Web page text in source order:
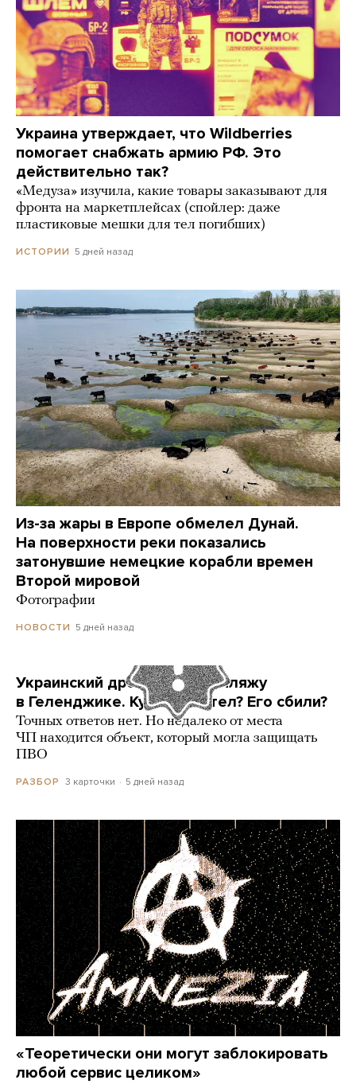
Украина утверждает, что Wildberries
помогает снабжать армию РФ. Это
действительно так?
«Медуза» изучила, какие товары заказывают для
фронта на маркетплейсах (спойлер: даже
пластиковые мешки для тел погибших)
ИСТОРИИ 5 дней назад
Из-за жары в Европе обмелел Дунай.
На поверхности реки показались
затонувшие немецкие корабли времен
Второй мировой
Фотографии
НОВОСТИ 5 дней назад
Украинский дрон попал по пляжу
в Геленджике. Куда он летел? Его сбили?
Точных ответов нет. Но недалеко от места
ЧП находится объект, который могла защищать
ПВО
РАЗБОР 3 карточки 5 дней назад
«Теоретически они могут заблокировать
любой сервис целиком»